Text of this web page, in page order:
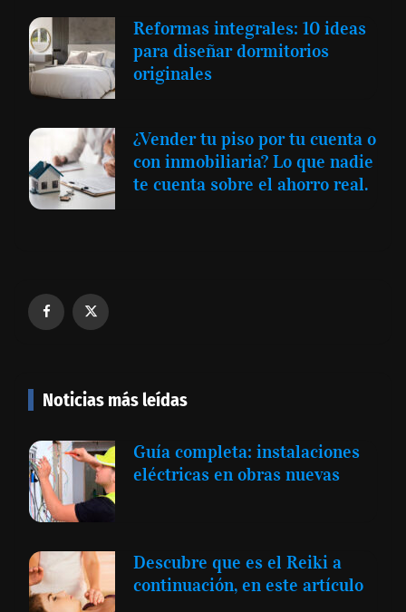
Reformas integrales: 10 ideas
para diseñar dormitorios
originales
¿Vender tu piso por tu cuenta o
con inmobiliaria? Lo que nadie
te cuenta sobre el ahorro real.
Noticias más leídas
Guía completa: instalaciones
eléctricas en obras nuevas
Descubre que es el Reiki a
continuación, en este artículo